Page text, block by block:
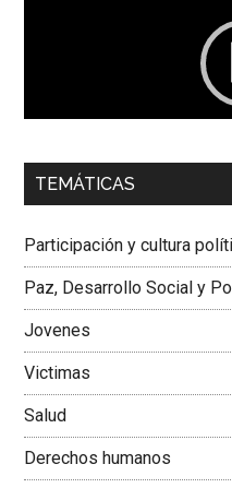
00:00
Dra. Carolina Corcho Mejía,
Colombiana
TEMÁTICAS
Participación y cultura
Paz, Desarrollo Social y
Jovenes
Victimas
Salud
Derechos humanos